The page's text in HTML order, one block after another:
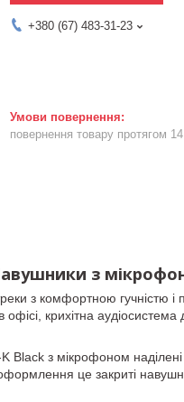
+380 (67) 483-31-23
повернення товару протягом 14
з
з комфортною
крихітна
з мікрофоном наділені
це закриті